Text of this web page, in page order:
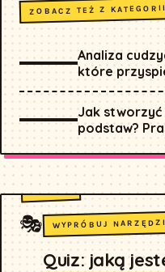
ZOBACZ TEŻ Z
Analiza
które
Jak stworzyć
podstaw?
ekspertów
🎭 WYPRÓBUJ
Quiz: jaką